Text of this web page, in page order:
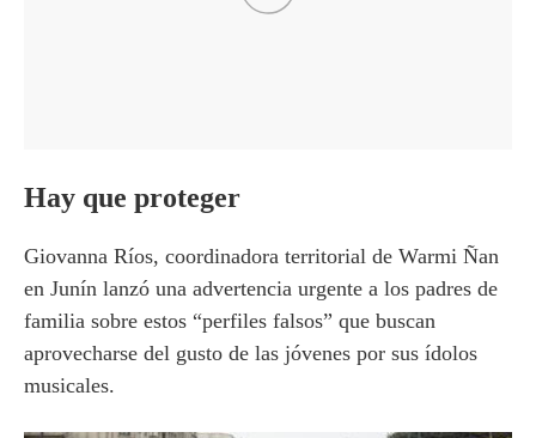
Hay que proteger
Giovanna Ríos, coordinadora territorial de Warmi Ñan
en Junín lanzó una advertencia urgente a los padres de
familia sobre estos “perfiles falsos” que buscan
aprovecharse del gusto de las jóvenes por sus ídolos
musicales.